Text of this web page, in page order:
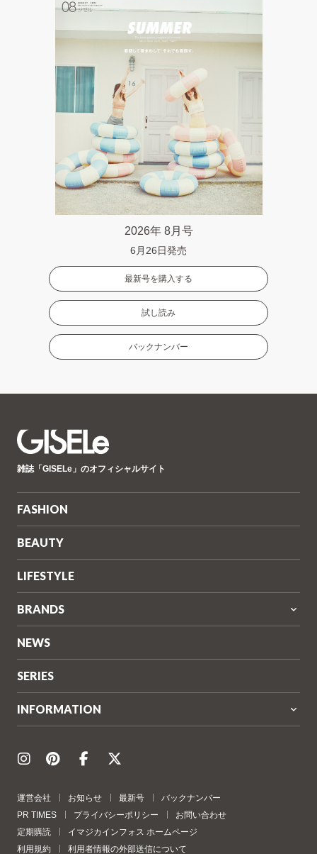
2026年 8月号
6月26日発売
最新号を購入する
試し読み
バックナンバー
ゼ
雑誌「GISELe」のオフィシャルサイト
FASHION
BEAUTY
LIFESTYLE
BRANDS
NEWS
SERIES
INFORMATION
運営会社 お知らせ 最新号
バックナンバー
PR TIMES
プライバシーポリシー
お問い合わせ
定期購読
イマジカインフォス ホームページ
利用規約
利用者情報の外部送信について